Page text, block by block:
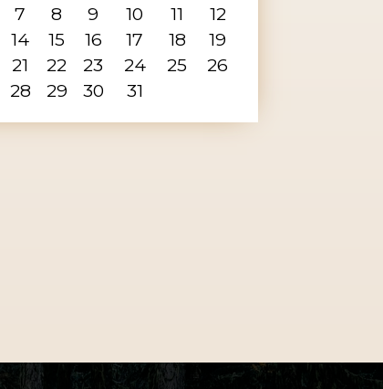
7 8 9 10 11
12
14 15 16 17 18
19
21 22 23 24 25
26
28 29 30 31